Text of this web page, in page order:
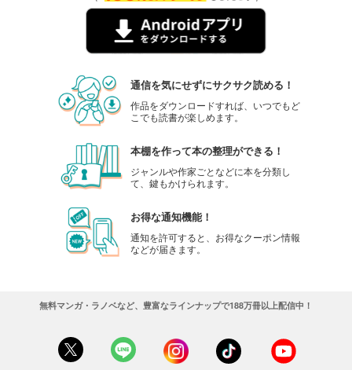
通信を気にせずにサクサク読める！
作品をダウンロードすれば、いつでもど
こでも読書が楽しめます。
本棚を作って本の整理ができる！
ジャンルや作家ごとなどに本を分類し
て、鍵もかけられます。
お得な通知機能！
通知を許可すると、お得なクーポン情報
などが届きます。
無料マンガ・ラノベなど、豊富なラインナップで188万冊以上配信中！